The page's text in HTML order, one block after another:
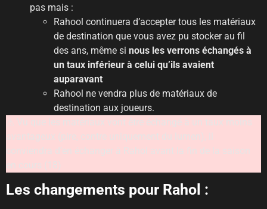
pas mais :
Rahool continuera d’accepter tous les matériaux
de destination que vous avez pu stocker au fil
des ans, même si nous les verrons échangés à
un taux inférieur à celui qu’ils avaient
auparavant
Rahool ne vendra plus de matériaux de
destination aux joueurs.
⚠︎ Vu que les matériaux vont être échangé à un taux moins
avantageux (pire, contre uniquement du lumen), il
conviendra d’en échanger à Rahol avant la fin de la saison
en cours (18)
Les changements pour Rahol :